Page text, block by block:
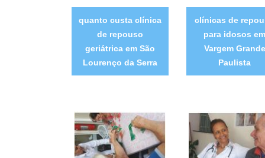
quanto custa clínica
de repouso
geriátrica em São
Lourenço da Serra
clínicas de
para idosos em
Vargem Grande
Paulista